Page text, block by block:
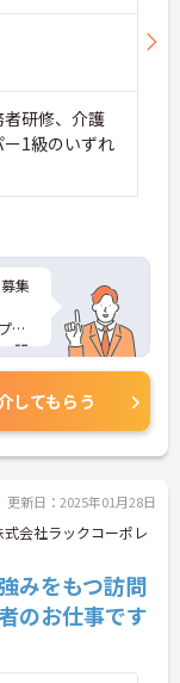
研修、介護
1級のいずれ
集
ラ
研
っ
詳
してもらう
更新日：2025年01月28日
式会社ラックコーポレ
みをもつ訪問
のお仕事です